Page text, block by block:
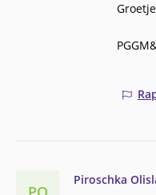
Piroschka